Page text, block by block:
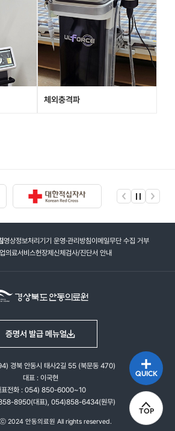
체외충격파
QUICK
TOP
영상정보처리기기 운영·관리방침이메일무단 수집 거부
의료서비스헌장제 신체검사/진단서 안내
경북 안동시 태사2길 55 (북문동 470)
대표 : 이국현
표전화 : 054) 850-6000~10
8950(대표), 054)858-6434(원무)
2024 안동의료원 All rights reserved.
증명서 발급 메뉴얼